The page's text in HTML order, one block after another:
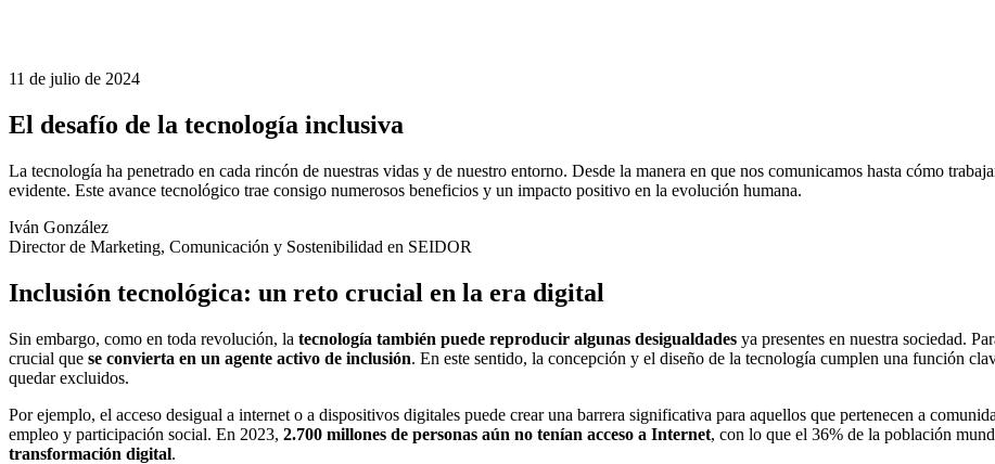
11 de julio de 2024
El desafío de la tecnología inclusiva
La tecnología ha penetrado en cada rincón de nuestras vidas y de nuestro entorno. Desde la manera en que nos comunicamos hasta cómo
evidente. Este avance tecnológico trae consigo numerosos beneficios y un impacto positivo en la evolución humana.
Iván González
Director de Marketing, Comunicación y Sostenibilidad en SEIDOR
Inclusión tecnológica: un reto crucial en la era digital
Sin embargo, como en toda revolución, la tecnología también puede reproducir algunas desigualdades ya presentes en nuestra sociedad.
crucial que se convierta en un agente activo de inclusión. En este sentido, la concepción y el diseño de la tecnología cumplen una función
quedar excluidos.
Por ejemplo, el acceso desigual a internet o a dispositivos digitales puede crear una barrera significativa para aquellos que pertenecen a
empleo y participación social. En 2023, 2.700 millones de personas aún no tenían acceso a Internet, con lo que el 36% de la población
transformación digital.